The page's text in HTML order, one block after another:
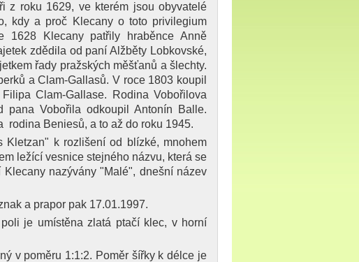
z roku 1629, ve kterém jsou obyvatelé
kdy a proč Klecany o toto privilegium
1628 Klecany patřily hraběnce Anně
zdědila od paní Alžběty Lobkovské,
řady pražských měšťanů a šlechty.
a Clam-Gallasů. V roce 1803 koupil
Clam-Gallase. Rodina Vobořilova
Vobořila odkoupil Antonín Balle.
Beniesů, a to až do roku 1945.
Kletzan" k rozlišení od blízké, mnohem
ležící vesnice stejného názvu, která se
nazývány "Malé", dnešní název
a prapor pak 17.01.1997.
je umístěna zlatá ptačí klec, v horní
v poměru 1:1:2. Poměr šířky k délce je